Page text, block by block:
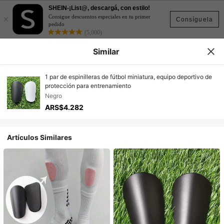
Consíguela
×
SHEIN-¡List@, descargá, con estilo!
Consigue descuentos especiales en tu primer
pedido
(5,000)
Similar
1 par de espinilleras de fútbol miniatura, equipo deportivo de
protección para entrenamiento
Negro
ARS$4.282
Artículos Similares